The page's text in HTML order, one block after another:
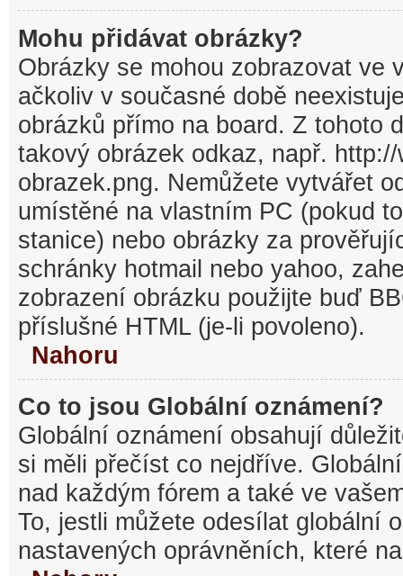
Mohu přidávat obrázky?
Obrázky se mohou zobrazovat ve
ačkoliv v současné době
obrázků přímo na board. Z tohoto
takový obrázek odkaz, např.
obrazek.png. Nemůžete vytvářet
umístěné na vlastním PC (pokud
stanice) nebo obrázky za
schránky hotmail nebo yahoo,
zobrazení obrázku použijte buď
příslušné HTML (je-li povoleno).
Nahoru
Co to jsou Globální oznámení?
Globální oznámení obsahují
si měli přečíst co nejdříve.
nad každým fórem a také ve
To, jestli můžete odesílat globální
nastavených oprávněních, které